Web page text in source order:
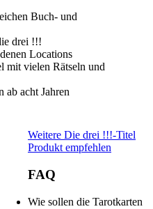
Buch- und
drei !!!
Locations
mit vielen Rätseln und
ab acht Jahren
Weitere Die drei !!!-Titel
Produkt empfehlen
FAQ
Wie sollen die Tarotkarten